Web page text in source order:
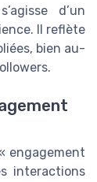
d’un
Il reflète
bien au-
engagement
interactions